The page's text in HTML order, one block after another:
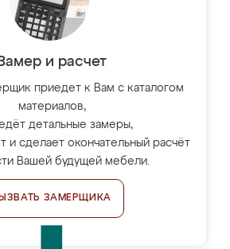
и расчет
приедет к Вам с каталогом
материалов,
детальные замеры,
и сделает окончательный расчёт
Вашей будущей мебели.
ЗАМЕРЩИКА